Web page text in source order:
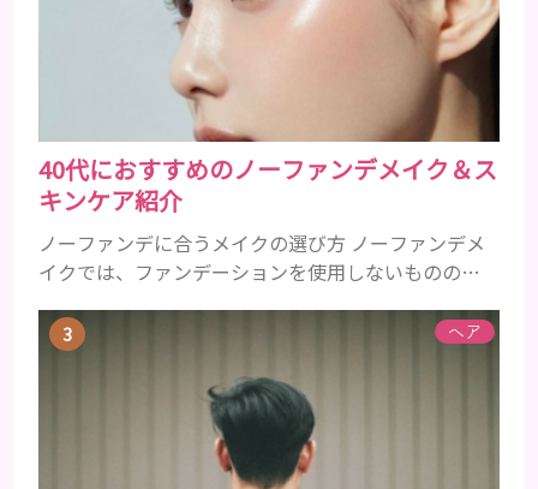
すね。 •フッ素･･･歯の表面のエナメルを守り強くし
たり、虫歯と防ぐ働きを持つ成分 •香味料 ･･･歯磨き
40代におすすめのノーファンデメイク＆ス
キンケア紹介
ノーファンデに合うメイクの選び方 ノーファンデメ
イクでは、ファンデーションを使用しないものの、
ー力を補うことができます。 ファンデーションを使
用しないことでカバー力に不安が残るところです
が、良いものをきちんと選んで使用すれば、しっか
りとツヤ肌に仕上げてくれます。 40代女性のノーフ
ァンデメイクでは肌悩みが露出しやすいので、カバー
力が必須ですが、同時に...
ヘア